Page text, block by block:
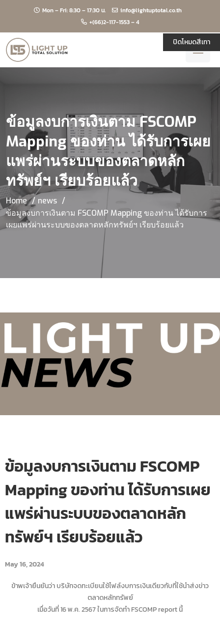
Mon – Fri: 8:30 – 17:30 น.
info@lightuptotal.co.th
+(66)2-117-1553 – 4
ข้อมูลงบการเงินตาม FSCOMP
Mapping ของท่าน ได้รับการเผย
แพร่ผ่านระบบของตลาดหลัก
ทรัพย์ฯ เรียบร้อยแล้ว
Home
news
ข้อมูลงบการเงินตาม FSCOMP Mapping ของท่าน ได้รับการ
เผยแพร่ผ่านระบบของตลาดหลักทรัพย์ฯ เรียบร้อยแล้ว
ข้อมูลงบการเงินตาม FSCOMP
Mapping ของท่าน ได้รับการเผย
แพร่ผ่านระบบของตลาดหลัก
ทรัพย์ฯ เรียบร้อยแล้ว
May 16, 2024
ข้าพเจ้ายืนยันว่า บริษัทจดทะเบียนใช้ไฟล์งบการเงินเดียวกับที่ใช้นำส่งข่าว
ตลาดหลักทรัพย์
เมื่อวันที่ 16 พ.ค. 2567 ในการจัดทำ FSCOMP report นี้
ปิดโหมดสีเทา